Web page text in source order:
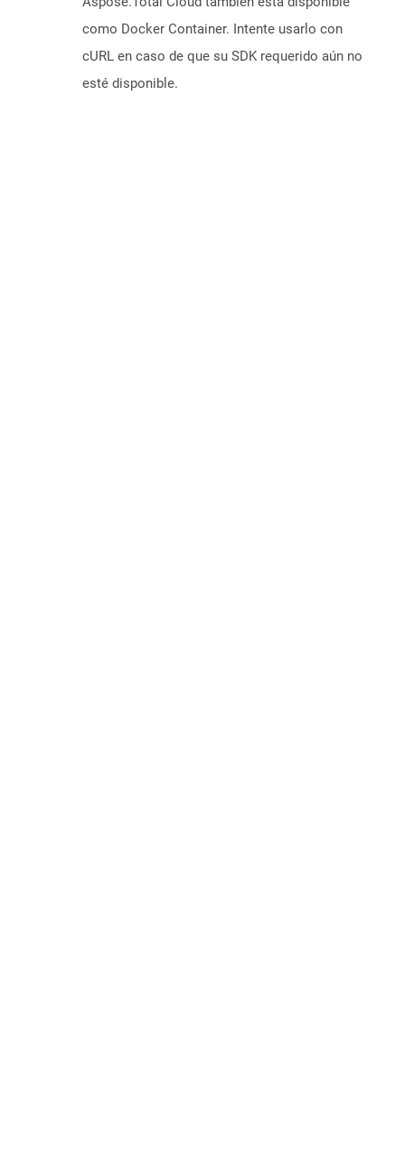
como Docker Container. Intente usarlo con
cURL en caso de que su SDK requerido aún no
esté disponible.